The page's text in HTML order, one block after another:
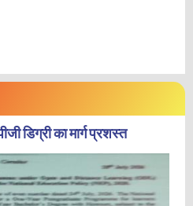
डिग्री का मार्ग प्रशस्त